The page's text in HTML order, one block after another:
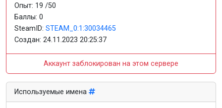
Опыт: 19 /50
Баллы: 0
SteamID: STEAM_0:1:30034465
Создан: 24.11.2023 20:25:37
Аккаунт заблокирован на этом сервере
Используемые имена